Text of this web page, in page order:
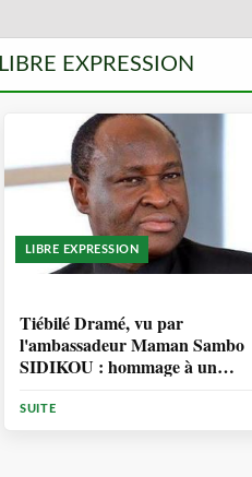
LIBRE EXPRESSION
LIBRE EXPRESSION
Tiébilé Dramé, vu par
l'ambassadeur Maman Sambo
SIDIKOU : hommage à un
d'inspiration
SUITE